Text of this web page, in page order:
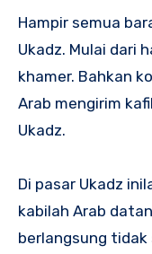
Hampir semua
Ukadz. Mulai dari
khamer. Bahkan
Arab mengirim
Ukadz.
Di pasar Ukadz
kabilah Arab
berlangsung